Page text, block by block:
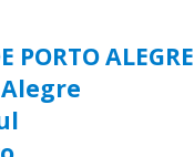
PORTO ALEGRE